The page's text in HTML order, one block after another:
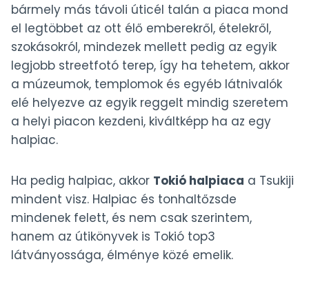
bármely más távoli úticél talán a piaca mond
el legtöbbet az ott élő emberekről, ételekről,
szokásokról, mindezek mellett pedig az egyik
legjobb streetfotó terep, így ha tehetem, akkor
a múzeumok, templomok és egyéb látnivalók
elé helyezve az egyik reggelt mindig szeretem
a helyi piacon kezdeni, kiváltképp ha az egy
halpiac.
Ha pedig halpiac, akkor Tokió halpiaca a Tsukiji
mindent visz. Halpiac és tonhaltőzsde
mindenek felett, és nem csak szerintem,
hanem az útikönyvek is Tokió top3
látványossága, élménye közé emelik.